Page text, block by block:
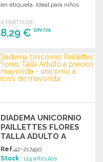
en etiqueta. Ideal para niños
A PARTIR DE
8,29 €SIN IVA
PEDIR
Solicitar un presupuesto
DIADEMA UNICORNIO
PAILLETTES FLORES
TALLA ADULTO A
PRECIOS DE
MAYORISTA
Ref.42-217490
Stock : 114 artículos